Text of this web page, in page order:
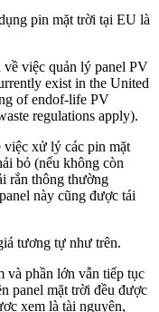
pin mặt trời tại EU là
việc quản lý panel PV
exist in the United
of endof-life PV
regulations apply).
xử lý các pin mặt
bỏ (nếu không còn
rắn thông thường
này cũng được tái
tương tự như trên.
và phần lớn vẫn tiếp tục
panel mặt trời đều được
xem là tài nguyên,